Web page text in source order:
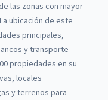
las zonas con mayor
ubicación de este
principales,
y transporte
propiedades en su
locales
y terrenos para